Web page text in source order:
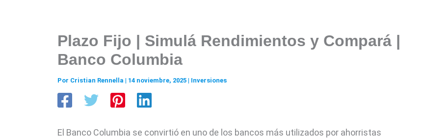
Plazo Fijo | Simulá Rendimientos y Compará |
Banco Columbia
Por Cristian Rennella | 14 noviembre, 2025 | Inversiones
El Banco Columbia se convirtió en uno de los bancos más utilizados por ahorristas